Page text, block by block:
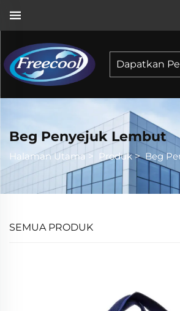
Dapatkan
Beg Penyejuk Lembut
Halaman Utama> Produk>Beg
SEMUA PRODUK